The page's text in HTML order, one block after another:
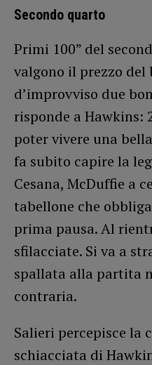
Secondo quarto
Primi 100” del
valgono il prezzo
d’improvviso due
risponde a Hawkins:
poter vivere una
fa subito capire la
Cesana, McDuffie a
tabellone che
prima pausa. Al
sfilacciate. Si va a
spallata alla partita
contraria.
Salieri percepisce la
schiacciata di